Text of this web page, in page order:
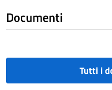
Documenti
Tutti i